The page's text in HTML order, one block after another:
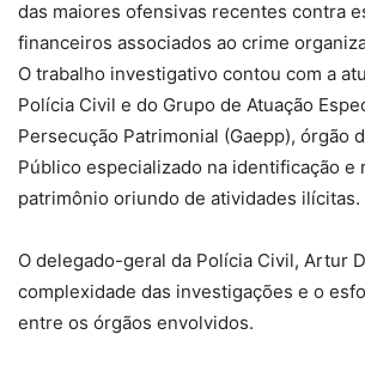
das maiores ofensivas recentes contra
financeiros associados ao crime
O trabalho investigativo contou com a
Polícia Civil e do Grupo de Atuação
Persecução Patrimonial (Gaepp), órgão
Público especializado na identificação e
patrimônio oriundo de atividades ilícitas.
O delegado-geral da Polícia Civil, Artur
complexidade das investigações e o
entre os órgãos envolvidos.